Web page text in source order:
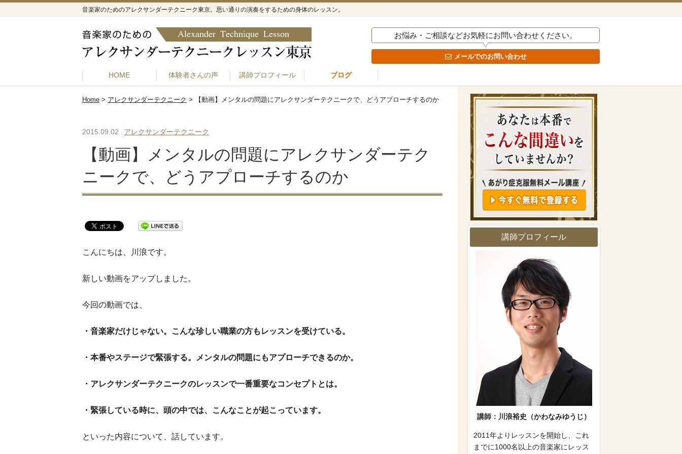
音楽家のためのアレクサンダーテクニーク東京。思い通りの演奏をするための身体のレッスン。
お悩み・ご相談などお気軽にお問い合わせください。
メールでのお問い合わせ
HOME 体験者さんの声 講師プロフィール ブログ
Home > アレクサンダーテクニーク > 【動画】メンタルの問題にアレクサンダーテクニークで、どうアプローチするのか
2015.09.02 アレクサンダーテクニーク
【動画】メンタルの問題にアレクサンダーテク
ニークで、どうアプローチするのか
こんにちは、川浪です。
新しい動画をアップしました。
今回の動画では、
・音楽家だけじゃない。こんな珍しい職業の方もレッスンを受けている。
・本番やステージで緊張する。メンタルの問題にもアプローチできるのか。
・アレクサンダーテクニークのレッスンで一番重要なコンセプトとは。
・緊張している時に、頭の中では、こんなことが起こっています。
といった内容について、話しています。
講師プロフィール
講師：川浪裕史（かわなみゆうじ）
2011年よりレッスンを開始し、これ
までに1000名以上の音楽家にレッス